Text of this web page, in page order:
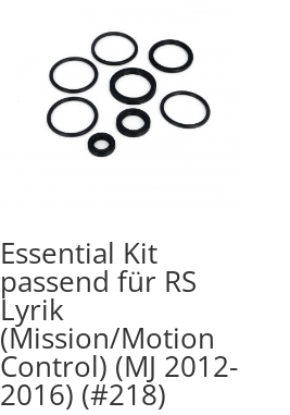
Essential Kit
passend für RS
Lyrik
(Mission/Motion
Control) (MJ 2012-
2016) (#218)